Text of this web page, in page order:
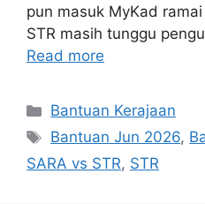
pun masuk MyKad
STR masih tunggu
Read more
Categories
Bantuan Kerajaan
Tags
Bantuan Jun 2026,
SARA vs STR, STR